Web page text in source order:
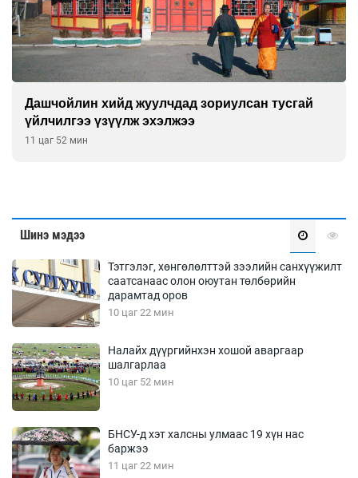
Дашчойлин хийд жуулчдад зориулсан тусгай
үйлчилгээ үзүүлж эхэлжээ
11 цаг 52 мин
Шинэ мэдээ
Тэтгэлэг, хөнгөлөлттэй зээлийн санхүүжилт
саатсанаас олон оюутан төлбөрийн
дарамтад оров
10 цаг 22 мин
Налайх дүүргийнхэн хошой аваргаар
шалгарлаа
10 цаг 52 мин
БНСУ-д хэт халсны улмаас 19 хүн нас
баржээ
11 цаг 22 мин